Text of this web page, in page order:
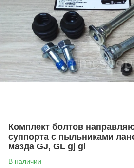
Комплект болтов
суппорта с пыльниками
мазда GJ, GL gj gl
В наличии